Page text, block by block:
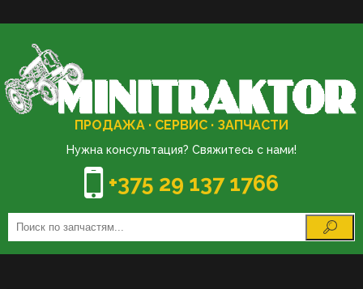
ПРОДАЖА · СЕРВИС · ЗАПЧАСТИ
Нужна консультация? Свяжитесь с нами!
+375 29 137 1766